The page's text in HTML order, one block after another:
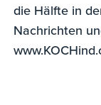
die Hälfte in
Nachrichten